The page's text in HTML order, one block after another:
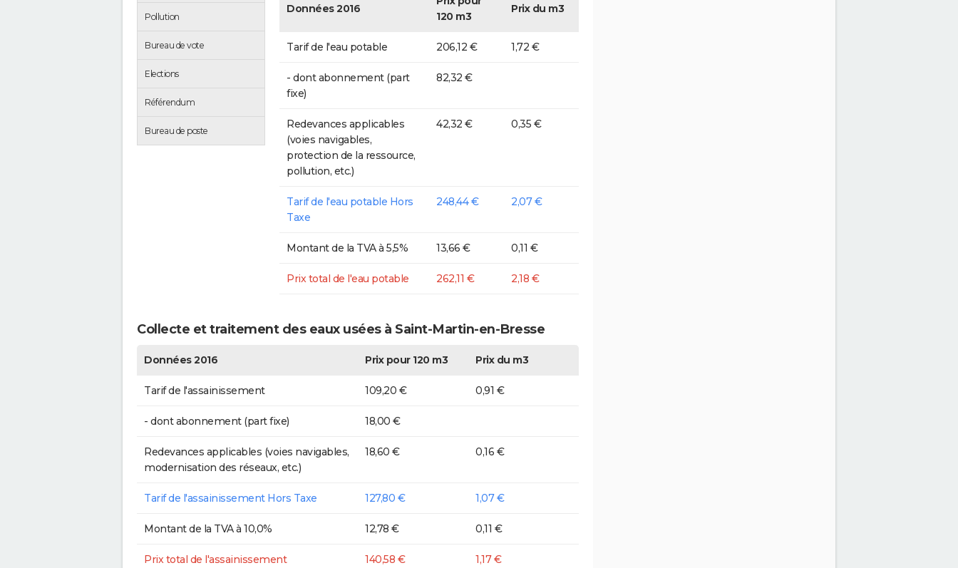
Pollution
Bureau de vote
Elections
Référendum
Bureau de poste
Données 2016
120 m3
Prix du m3
Tarif de l'eau potable 206,12 € 1,72 €
- dont abonnement (part
fixe)
82,32 €
Redevances applicables
(voies navigables,
protection de la ressource,
pollution, etc.)
42,32 € 0,35 €
Tarif de l'eau potable Hors
Taxe
248,44 € 2,07 €
Montant de la TVA à 5,5% 13,66 € 0,11 €
Prix total de l'eau potable 262,11 € 2,18 €
Collecte et traitement des eaux usées à Saint-Martin-en-Bresse
Données 2016 Prix pour 120 m3 Prix du m3
Tarif de l'assainissement 109,20 € 0,91 €
- dont abonnement (part fixe) 18,00 €
Redevances applicables (voies navigables,
modernisation des réseaux, etc.)
18,60 € 0,16 €
Tarif de l'assainissement Hors Taxe 127,80 € 1,07 €
Montant de la TVA à 10,0% 12,78 € 0,11 €
Prix total de l'assainissement 140,58 € 1,17 €